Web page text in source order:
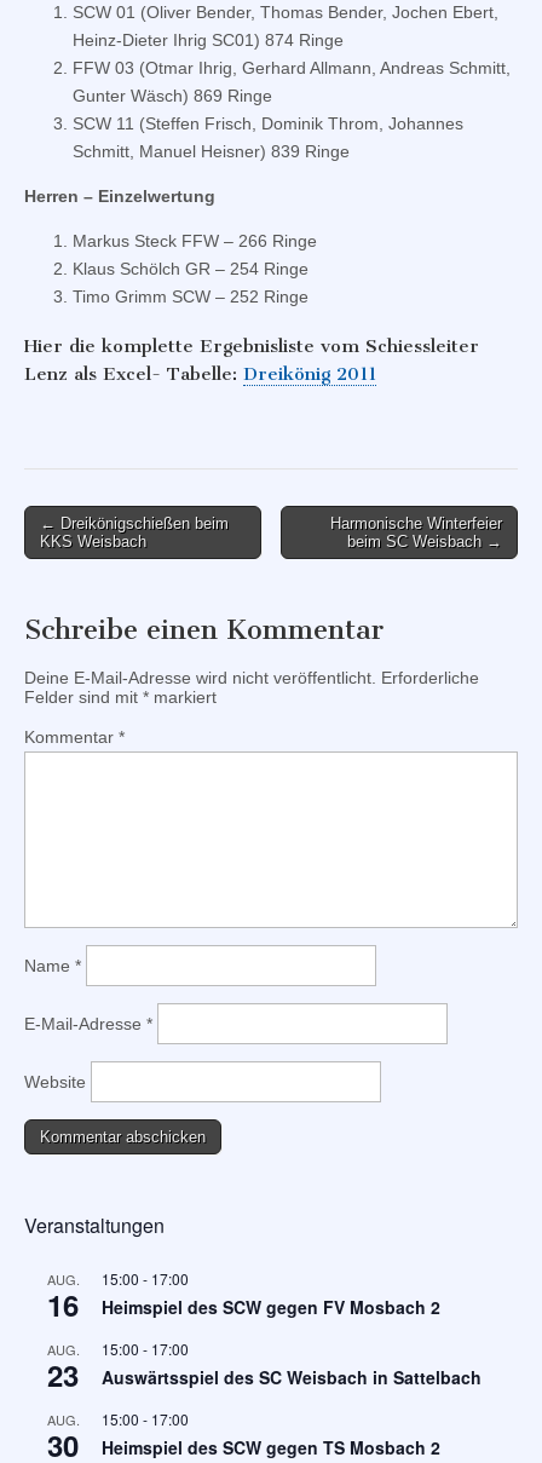
SCW 01 (Oliver Bender, Thomas Bender, Jochen Ebert,
Heinz-Dieter Ihrig SC01) 874 Ringe
FFW 03 (Otmar Ihrig, Gerhard Allmann, Andreas Schmitt,
Gunter Wäsch) 869 Ringe
SCW 11 (Steffen Frisch, Dominik Throm, Johannes
Schmitt, Manuel Heisner) 839 Ringe
Herren – Einzelwertung
Markus Steck FFW – 266 Ringe
Klaus Schölch GR – 254 Ringe
Timo Grimm SCW – 252 Ringe
Hier die komplette Ergebnisliste vom Schiessleiter
Lenz als Excel- Tabelle: Dreikönig 2011
Post
navigation
← Dreikönigschießen beim
KKS Weisbach
Harmonische Winterfeier
beim SC Weisbach →
Schreibe einen Kommentar
Deine E-Mail-Adresse wird nicht veröffentlicht. Erforderliche
Felder sind mit * markiert
Kommentar *
Name *
E-Mail-Adresse *
Website
Veranstaltungen
AUG.
16
15:00 - 17:00
Heimspiel des SCW gegen FV Mosbach 2
AUG.
23
15:00 - 17:00
Auswärtsspiel des SC Weisbach in Sattelbach
AUG.
30
15:00 - 17:00
Heimspiel des SCW gegen TS Mosbach 2